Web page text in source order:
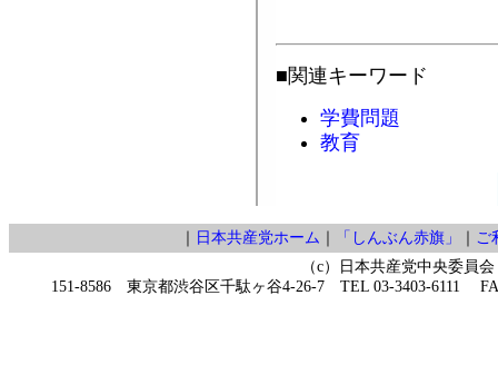
■関連キーワード
学費問題
教育
日本共産党ホーム 「しんぶん赤旗」
ご
（c）日本共産党中央委員会
151-8586 東京都渋谷区千駄ヶ谷4-26-7 TEL 03-3403-6111